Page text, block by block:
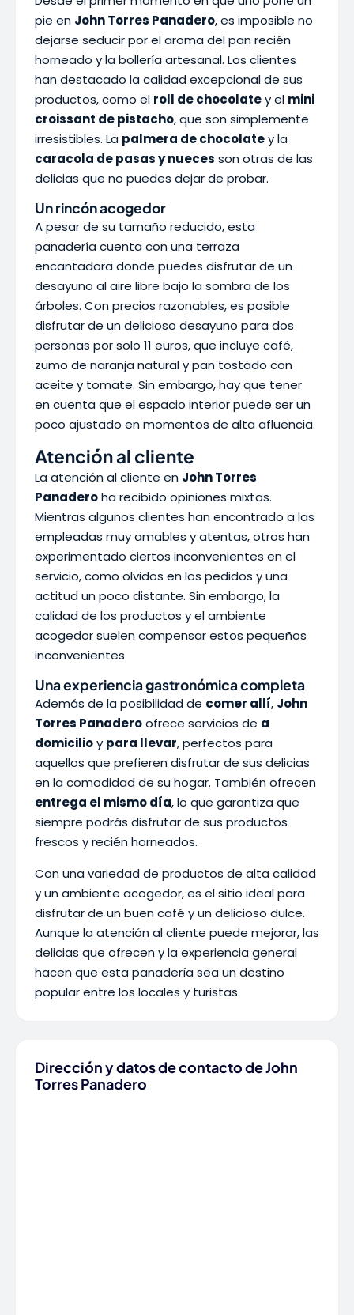
pie en John Torres Panadero, es imposible no
dejarse seducir por el aroma del pan recién
horneado y la bollería artesanal. Los clientes
han destacado la calidad excepcional de sus
productos, como el roll de chocolatey el mini
croissant de pistacho, que son simplemente
irresistibles. La palmera de chocolatey la
caracola de pasas y nueces son otras de las
delicias que no puedes dejar de probar.
Un rincón acogedor
A pesar de su tamaño reducido, esta
panadería cuenta con una terraza
encantadora donde puedes disfrutar de un
desayuno al aire libre bajo la sombra de los
árboles. Con precios razonables, es posible
disfrutar de un delicioso desayuno para dos
personas por solo 11 euros, que incluye café,
zumo de naranja natural y pan tostado con
aceite y tomate. Sin embargo, hay que tener
en cuenta que el espacio interior puede ser un
poco ajustado en momentos de alta afluencia.
Atención al cliente
La atención al cliente en John Torres
Panaderoha recibido opiniones mixtas.
Mientras algunos clientes han encontrado a las
empleadas muy amables y atentas, otros han
experimentado ciertos inconvenientes en el
servicio, como olvidos en los pedidos y una
actitud un poco distante. Sin embargo, la
calidad de los productos y el ambiente
acogedor suelen compensar estos pequeños
inconvenientes.
Una experiencia gastronómica completa
Además de la posibilidad de comer allí, John
Torres Panaderoofrece servicios de a
domicilioy para llevar, perfectos para
aquellos que prefieren disfrutar de sus delicias
en la comodidad de su hogar. También ofrecen
entrega el mismo día, lo que garantiza que
siempre podrás disfrutar de sus productos
frescos y recién horneados.
Con una variedad de productos de alta calidad
y un ambiente acogedor, es el sitio ideal para
disfrutar de un buen café y un delicioso dulce.
Aunque la atención al cliente puede mejorar, las
delicias que ofrecen y la experiencia general
hacen que esta panadería sea un destino
popular entre los locales y turistas.
Dirección y datos de contacto de John
Torres Panadero